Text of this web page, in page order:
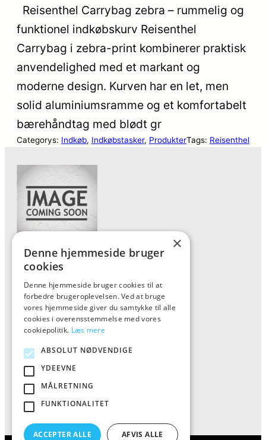
Reisenthel Carrybag zebra – rummelig og
funktionel indkøbskurv Reisenthel
Carrybag i zebra-print kombinerer praktisk
anvendelighed med et markant og
moderne design. Kurven har en let, men
solid aluminiumsramme og et komfortabelt
bærehåndtag med blødt gr
Categorys: Indkøb, Indkøbstasker, ProdukterTags: Reisenthel
Forside
Vis alle produkter
Kontakt
Oversigt artikler
ALFA
Tlf: 7876 8672
Mail:info@al-fa.dk
×
Denne hjemmeside bruger
cookies
Denne hjemmeside bruger cookies til at
forbedre brugeroplevelsen. Ved at bruge
vores hjemmeside giver du samtykke til alle
cookies i overensstemmelse med vores
cookiepolitik. Læs mere
ABSOLUT NØDVENDIGE
YDEEVNE
MÅLRETNING
FUNKTIONALITET
ACCEPTER ALLE AFVIS ALLE